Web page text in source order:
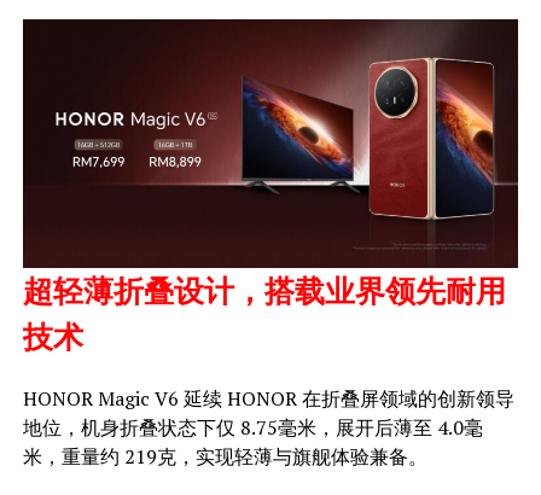
超轻薄折叠设计，搭载业界领先耐用
技术
HONOR Magic V6 延续 HONOR 在折叠屏领域的创新领导
地位，机身折叠状态下仅 8.75毫米，展开后薄至 4.0毫
米，重量约 219克，实现轻薄与旗舰体验兼备。